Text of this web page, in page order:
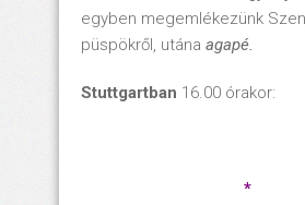
egyben megemlékezünk
püspökről, utána agapé.
Stuttgartban 16.00 órakor:
*